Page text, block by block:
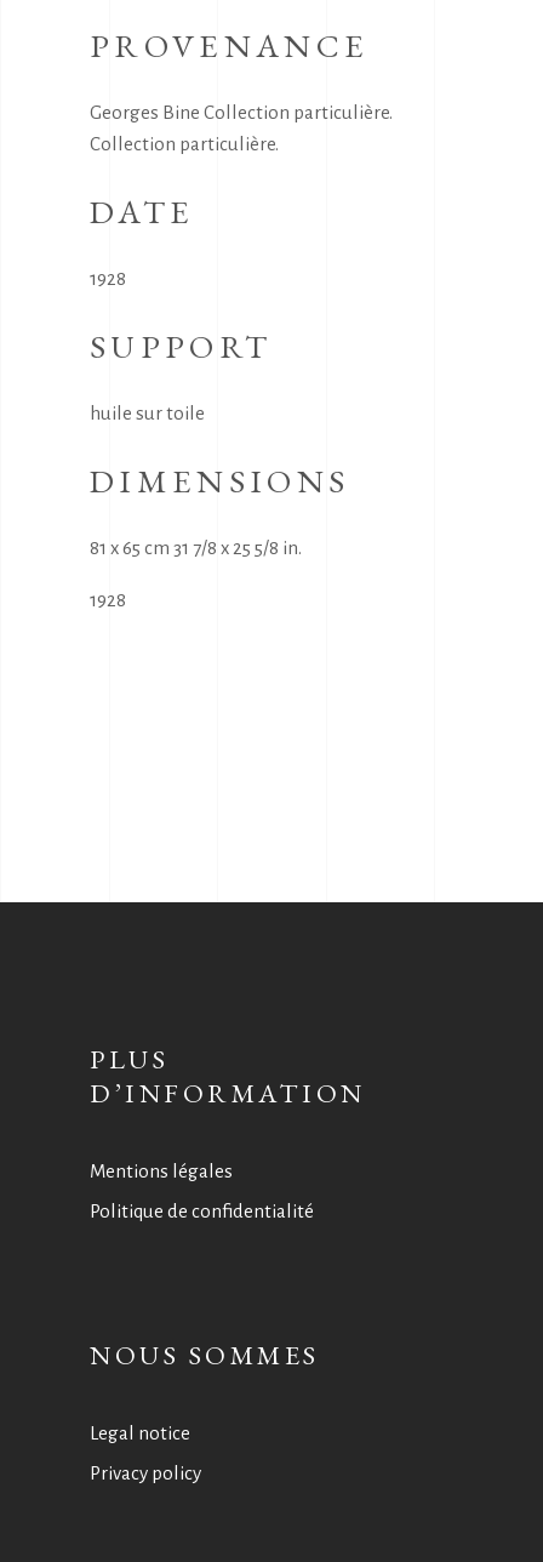
PROVENANCE
Georges Bine Collection particulière.
Collection particulière.
DATE
1928
SUPPORT
huile sur toile
DIMENSIONS
81 x 65 cm 31 7/8 x 25 5/8 in.
1928
PLUS
D’INFORMATION
Mentions légales
Politique de confidentialité
NOUS SOMMES
Legal notice
Privacy policy